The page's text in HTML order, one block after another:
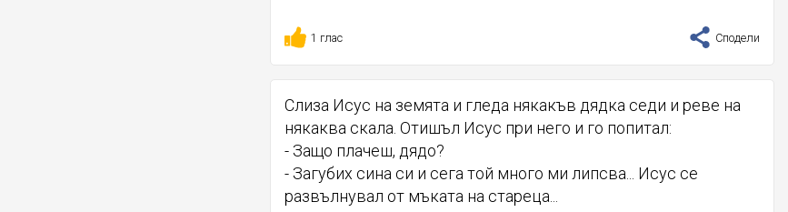
1 глас Сподели
Слиза Исус на земята и гледа някакъв дядка седи и реве на
някаква скала. Отишъл Исус при него и го попитал:
- Защо плачеш, дядо?
- Загубих сина си и сега той много ми липсва... Исус се
развълнувал от мъката на стареца...